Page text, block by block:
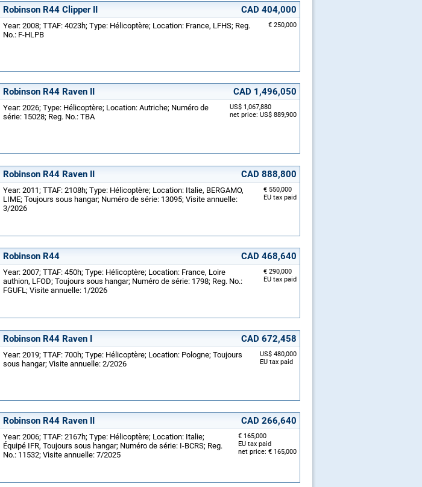
Robinson R44 Clipper II CAD 404,000
€ 250,000
Year: 2008; TTAF: 4023h; Type: Hélicoptère; Location: France, LFHS; Reg.
No.: F-HLPB
Robinson R44 Raven II CAD 1,496,050
US$ 1,067,880
net price: US$ 889,900
Year: 2026; Type: Hélicoptère; Location: Autriche; Numéro de
série: 15028; Reg. No.: TBA
Robinson R44 Raven II CAD 888,800
€ 550,000
EU tax paid
Year: 2011; TTAF: 2108h; Type: Hélicoptère; Location: Italie, BERGAMO,
LIME; Toujours sous hangar; Numéro de série: 13095; Visite annuelle:
3/2026
Robinson R44 CAD 468,640
€ 290,000
EU tax paid
Year: 2007; TTAF: 450h; Type: Hélicoptère; Location: France, Loire
authion, LFOD; Toujours sous hangar; Numéro de série: 1798; Reg. No.:
FGUFL; Visite annuelle: 1/2026
Robinson R44 Raven I CAD 672,458
US$ 480,000
EU tax paid
Year: 2019; TTAF: 700h; Type: Hélicoptère; Location: Pologne; Toujours
sous hangar; Visite annuelle: 2/2026
Robinson R44 Raven II CAD 266,640
€ 165,000
EU tax paid
net price: € 165,000
Year: 2006; TTAF: 2167h; Type: Hélicoptère; Location: Italie;
Équipé IFR, Toujours sous hangar; Numéro de série: I-BCRS; Reg.
No.: 11532; Visite annuelle: 7/2025